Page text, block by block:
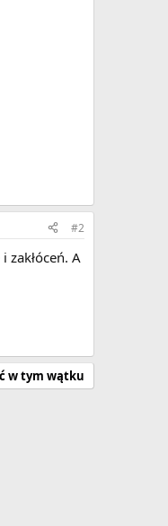
#2
zakłóceń. A
w tym wątku